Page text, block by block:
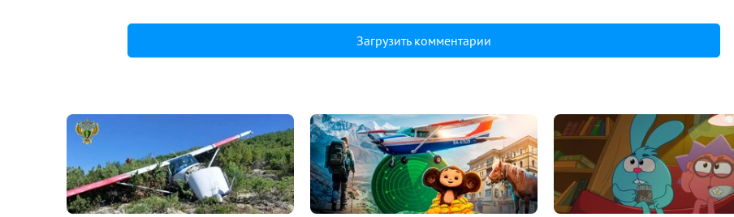
Загрузить комментарии